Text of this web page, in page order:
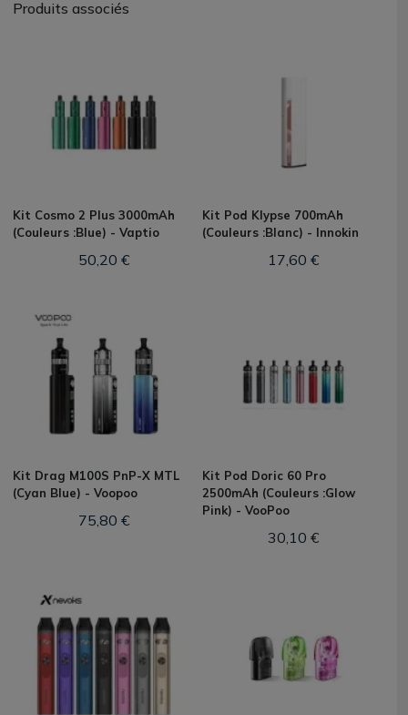
Produits associés
Kit Cosmo 2 Plus 3000mAh
(Couleurs :Blue) - Vaptio
50,20 €
Kit Pod Klypse 700mAh
(Couleurs :Blanc) - Innokin
17,60 €
Kit Drag M100S PnP-X MTL
(Cyan Blue) - Voopoo
75,80 €
Kit Pod Doric 60 Pro
2500mAh (Couleurs :Glow
Pink) - VooPoo
30,10 €